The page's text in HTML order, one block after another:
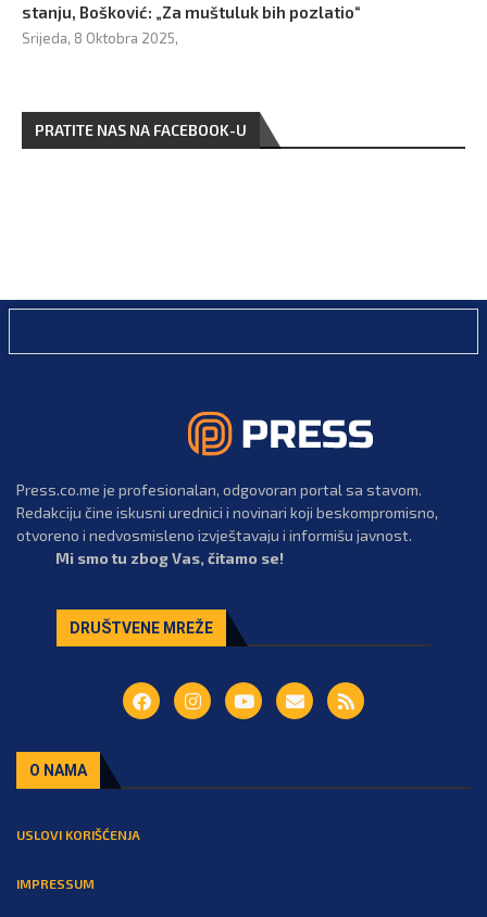
stanju, Bošković: „Za muštuluk bih pozlatio“
Srijeda, 8 Oktobra 2025,
PRATITE NAS NA FACEBOOK-U
Press.co.me je profesionalan, odgovoran portal sa stavom.
Redakciju čine iskusni urednici i novinari koji beskompromisno,
otvoreno i nedvosmisleno izvještavaju i informišu javnost.
Mi smo tu zbog Vas, čitamo se!
DRUŠTVENE MREŽE
O NAMA
USLOVI KORIŠĆENJA
IMPRESSUM